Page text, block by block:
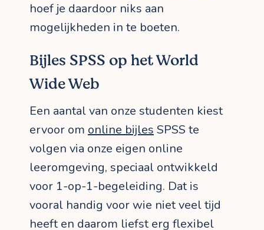
hoef je daardoor niks aan
mogelijkheden in te boeten.
Bijles SPSS op het World
Wide Web
Een aantal van onze studenten kiest
ervoor om online bijles SPSS te
volgen via onze eigen online
leeromgeving, speciaal ontwikkeld
voor 1-op-1-begeleiding. Dat is
vooral handig voor wie niet veel tijd
heeft en daarom liefst erg flexibel